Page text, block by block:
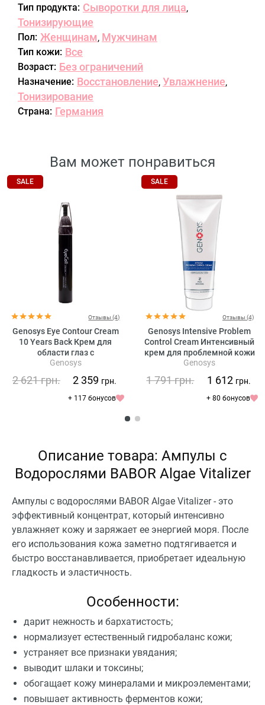
Тип продукта: Сыворотки для лица,
Тонизирующие
Пол: Женщинам, Мужчинам
Тип кожи: Все
Возраст: Без ограничений
Назначение: Восстановление, Увлажнение,
Тонизирование
Страна: Германия
Вам может понравиться
SALE
Отзывы (4)
Genosys Eye Contour Cream
10 Years Back Крем для
области глаз с
растительными стволовыми
Genosys
2 621грн. 2 359 грн.
+ 117 бонусов
SALE
Отзывы (4)
Genosys Intensive Problem
Control Cream Интенсивный
крем для проблемной кожи
Genosys
1 791грн. 1 612 грн.
+ 80 бонусов
Описание товара: Ампулы с
Водорослями BABOR Algae Vitalizer
Ампулы с водорослями BABOR Algae Vitalizer - это
эффективный концентрат, который интенсивно
увлажняет кожу и заряжает ее энергией моря. После
его использования кожа заметно подтягивается и
быстро восстанавливается, приобретает идеальную
гладкость и эластичность.
Особенности:
дарит нежность и бархатистость;
нормализует естественный гидробаланс кожи;
устраняет все признаки увядания;
выводит шлаки и токсины;
обогащает кожу минералами и микроэлементами;
повышает активность ферментов кожи;